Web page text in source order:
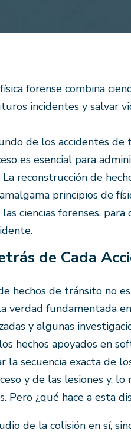
forense combina
incidentes y salvar
de los accidentes de
es esencial para
reconstrucción de
principios de
ciencias forenses,
de Cada
hechos de tránsito no
verdad fundamentada
y algunas
hechos apoyados en
la secuencia exacta de
y de las lesiones y,
Pero ¿qué hace a esta
de la colisión en sí,